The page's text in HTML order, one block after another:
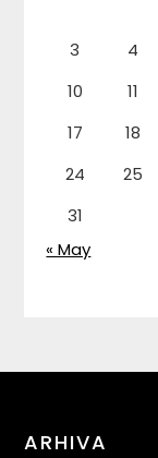
3
4
10
11
17
18
24
25
31
« May
ARHIVA